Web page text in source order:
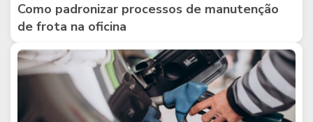
Como padronizar processos de manutenção
de frota na oficina